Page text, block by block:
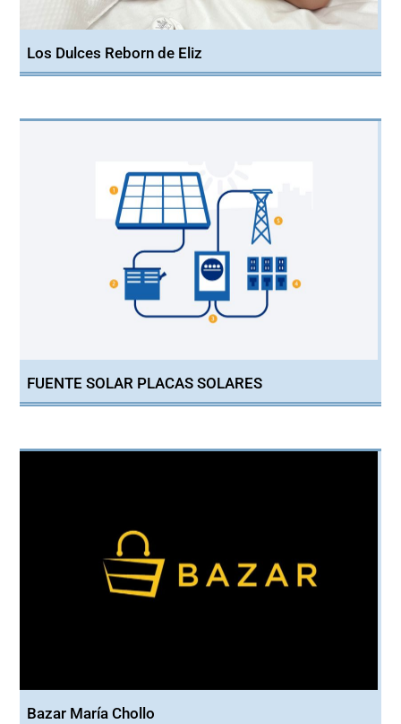
Los Dulces Reborn de Eliz
FUENTE SOLAR PLACAS SOLARES
Bazar María Chollo